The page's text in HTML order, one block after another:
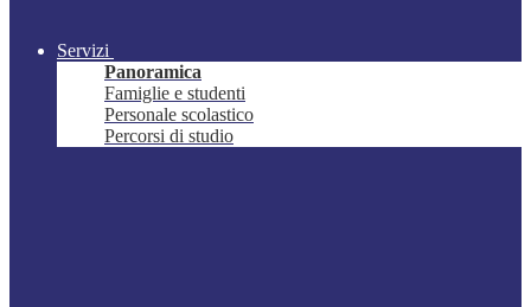
Servizi
Panoramica
Famiglie e studenti
Personale scolastico
Percorsi di studio